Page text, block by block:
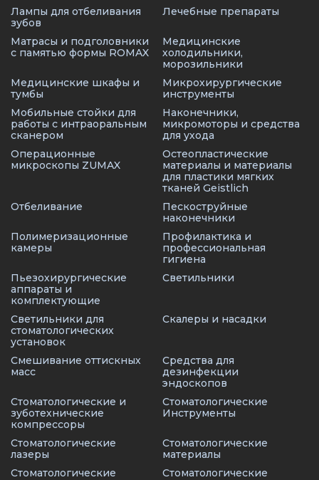
Лампы для отбеливания
зубов
Лечебные препараты
Матрасы и подголовники
с памятью формы ROMAX
Медицинские
холодильники,
морозильники
Медицинские шкафы и
тумбы
Микрохирургические
инструменты
Мобильные стойки для
работы с интраоральным
сканером
Наконечники,
микромоторы и средства
для ухода
Операционные
микроскопы ZUMAX
Остеопластические
материалы и материалы
для пластики мягких
тканей Geistlich
Отбеливание
Пескоструйные
наконечники
Полимеризационные
камеры
Профилактика и
профессиональная
гигиена
Пьезохирургические
аппараты и
комплектующие
Светильники
Светильники для
стоматологических
установок
Скалеры и насадки
Смешивание оттискных
масс
Средства для
дезинфекции
эндоскопов
Стоматологические и
зуботехнические
компрессоры
Стоматологические
Инструменты
Стоматологические
лазеры
Стоматологические
материалы
Стоматологические
Стоматологические